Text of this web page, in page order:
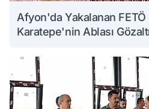
Afyon'da Yakalanan
Karatepe'nin Ablası